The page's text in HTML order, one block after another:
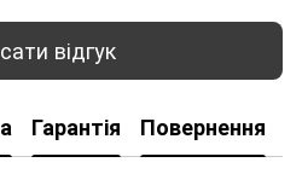
відгук
Гарантія Повернення